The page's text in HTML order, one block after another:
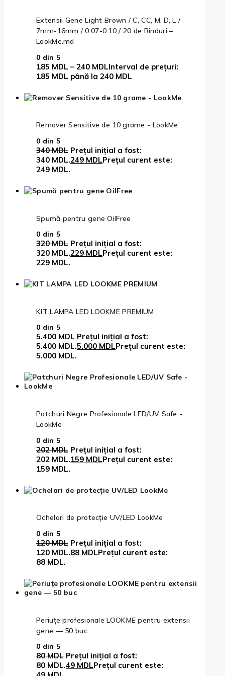
Extensii Gene Light Brown / C, CC, M, D, L /
7mm-16mm / 0.07-0.10 / 20 de Rinduri –
LookMe.md
0 din 5
185 MDL – 240 MDLInterval de prețuri:
185 MDL până la 240 MDL
Remover Sensitive de 10 grame - LookMe
0 din 5
340MDL Prețul inițial a fost:
340 MDL.249 MDLPrețul curent este:
249 MDL.
Spumă pentru gene OilFree
0 din 5
320MDL Prețul inițial a fost:
320 MDL.229 MDLPrețul curent este:
229 MDL.
KIT LAMPA LED LOOKME PREMIUM
0 din 5
5.400MDL Prețul inițial a fost:
5.400 MDL.5.000 MDLPrețul curent este:
5.000 MDL.
Patchuri Negre Profesionale LED/UV Safe -
LookMe
0 din 5
202MDL Prețul inițial a fost:
202 MDL.159 MDLPrețul curent este:
159 MDL.
Ochelari de protecție UV/LED LookMe
0 din 5
120MDL Prețul inițial a fost:
120 MDL.88 MDLPrețul curent este:
88 MDL.
Periuțe profesionale LOOKME pentru extensii
gene — 50 buc
0 din 5
80MDL Prețul inițial a fost:
80 MDL.49 MDLPrețul curent este: